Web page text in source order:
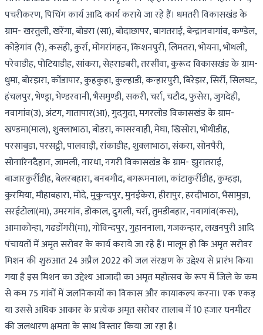
पचरीकरण, पिचिंग कार्य आदि कार्य कराये जा रहे हैं। धमतरी विकासखंड के
ग्राम- खरतुली, खरेंगा, बोडरा (सा), बोदाछापर, बागतराई, बेन्द्रानवागांव, कण्डेल,
कोड़ेगांव (रै), कसही, कुर्रा, मोगरांगहन, किशनपुरी, लिमतरा, भोयना, भोथली,
परेवाडीह, पोटियाडीह, सांकरा, सेहराडबरी, तरसींवा, कुरूद विकासखंड के ग्राम-
धुमा, बोरझरा, कोंडापार, कुहकुहा, कुल्हाडी, कन्हारपुरी, बिरेझर, सिर्री, सिलघट,
हंचलपुर, भेण्ड्रा, भेण्डरवानी, भैसमुण्डी, सकरी, चर्रा, चटौद, फुसेरा, जुगदेही,
नवागांव(उ), अंटग, गातापार(आ), गुदगुदा, मगरलोड विकासखंड के ग्राम-
खण्डमा(माल), शुक्लाभाठा, बोडरा, कासरवाही, मेघा, खिसोरा, भोथीडीह,
परसाबुडा, परसट्ठी, पालवाड़ी, रांकाडीह, शुक्लाभाठा, संकरा, सोनपैरी,
सोनारिनदैहान, जामली, नारधा, नगरी विकासखंड के ग्राम- झुरातराई,
बाजारकुर्रीडीह, बेलरबहारा, बनबगौद, बगरूमनाला, कांटाकुर्रीडीह, कुम्हड़ा,
कुरमिया, मौहाबहारा, मोदे, मुकुन्दपुर, मुनईकेरा, हीरापुर, हरदीभाठा, भैंसामुड़ा,
सरईटोला(मा), उमरगांव, डोकाल, दुगली, चर्रा, तुमडीबहार, नवागांव(कस),
आमाकोन्हा, गढडोंगरी(मा), गोविन्दपुर, गुहाननाला, गजकन्हार, लखनपुरी आदि
पंचायतों में अमृत सरोवर के कार्य कराये जा रहे हैं। मालूम हो कि अमृत सरोवर
मिशन की शुरुआत 24 अप्रैल 2022 को जल संरक्षण के उद्देश्य से प्रारंभ किया
गया है इस मिशन का उद्देश्य आजादी का अमृत महोत्सव के रूप में जिले के कम
से कम 75 गांवों में जलनिकायों का विकास और कायाकल्प करना। एक एकड़
या उससे अधिक आकार के प्रत्येक अमृत सरोवर तालाब में 10 हजार घनमीटर
की जलधारण क्षमता के साथ विस्तार किया जा रहा है।